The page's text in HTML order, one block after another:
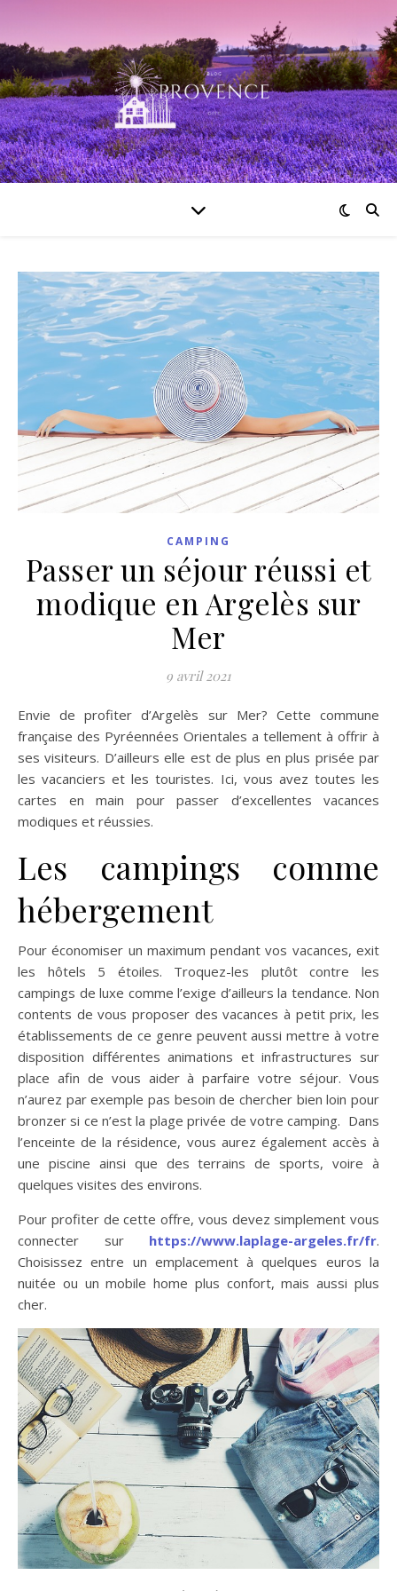
CAMPING
Passer un séjour réussi et
modique en Argelès sur
Mer
9 avril 2021
Envie de profiter d’Argelès sur Mer? Cette commune
française des Pyréennées Orientales a tellement à offrir à
ses visiteurs. D’ailleurs elle est de plus en plus prisée par
les vacanciers et les touristes. Ici, vous avez toutes les
cartes en main pour passer d’excellentes vacances
modiques et réussies.
Les campings comme
hébergement
Pour économiser un maximum pendant vos vacances, exit
les hôtels 5 étoiles. Troquez-les plutôt contre les
campings de luxe comme l’exige d’ailleurs la tendance. Non
contents de vous proposer des vacances à petit prix, les
établissements de ce genre peuvent aussi mettre à votre
disposition différentes animations et infrastructures sur
place afin de vous aider à parfaire votre séjour. Vous
n’aurez par exemple pas besoin de chercher bien loin pour
bronzer si ce n’est la plage privée de votre camping. Dans
l’enceinte de la résidence, vous aurez également accès à
une piscine ainsi que des terrains de sports, voire à
quelques visites des environs.
Pour profiter de cette offre, vous devez simplement vous
connecter sur https://www.laplage-argeles.fr/fr.
Choisissez entre un emplacement à quelques euros la
nuitée ou un mobile home plus confort, mais aussi plus
cher.